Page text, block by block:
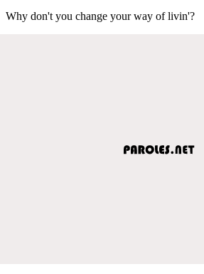
Why don't you change your way of livin'?